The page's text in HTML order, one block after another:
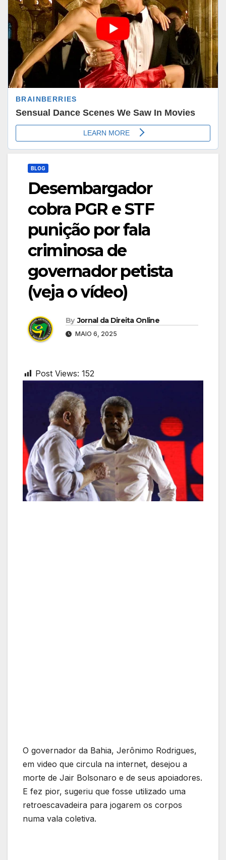
BLOG
Desembargador
cobra PGR e STF
punição por fala
criminosa de
governador petista
(veja o vídeo)
By Jornal da Direita Online
MAIO 6, 2025
Post Views: 152
O governador da Bahia, Jerônimo Rodrigues,
em video que circula na internet, desejou a
morte de Jair Bolsonaro e de seus apoiadores.
E fez pior, sugeriu que fosse utilizado uma
retroescavadeira para jogarem os corpos
numa vala coletiva.